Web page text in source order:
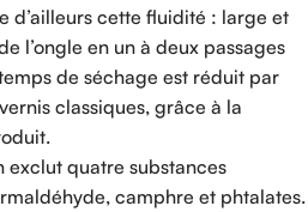
d’ailleurs cette fluidité : large et
l’ongle en un à deux passages
de séchage est réduit par
classiques, grâce à la
exclut quatre substances
camphre et phtalates.